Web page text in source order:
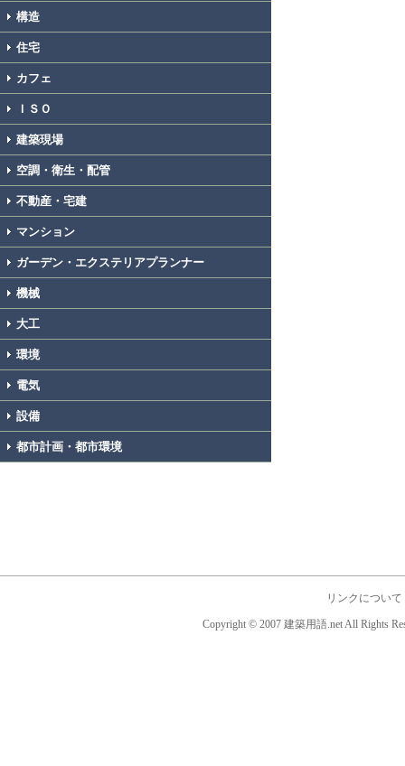
構造
住宅
カフェ
ＩＳＯ
建築現場
空調・衛生・配管
不動産・宅建
マンション
ガーデン・エクステリアプランナー
機械
大工
環境
電気
設備
都市計画・都市環境
リンクについて
Copyright © 2007 建築用語.net All Rights